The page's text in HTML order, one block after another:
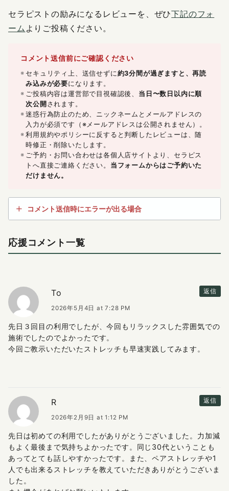
セラピストの励みになるレビューを、ぜひ下記のフォ
ーム よりご投稿ください。
コメント送信前にご確認ください
セキュリティ上、送信せずに約3分間が過ぎますと、再読
み込みが必要になります。
ご投稿内容は運営部で目視確認後、 当日〜数日以内に順
次公開 されます。
迷惑行為防止のため、ニックネームとメールアドレスの
入力が必須です（※メールアドレスは公開されません）。
利用規約やポリシーに反すると判断したレビューは、随
時修正・削除いたします。
ご予約・お問い合わせは各個人店サイトより、セラピス
トへ直接ご連絡ください。 当フォームからはご予約いた
だけません。
コメント送信時にエラーが出る場合
応援コメント一覧
返信
To
2026年5月4日 at 7:28 PM
先日３回目の利用でしたが、今回もリラックスした雰囲気での
施術でしたのでよかったです。
今回ご教示いただいたストレッチも早速実践してみます。
返信
R
2026年2月9日 at 1:12 PM
先日は初めての利用でしたがありがとうございました。力加減
もよく最後まで気持ちよかったです。同じ30代ということも
あってとても話しやすかったです。また、ペアストレッチや1
人でも出来るストレッチを教えていただきありがとうございま
した。